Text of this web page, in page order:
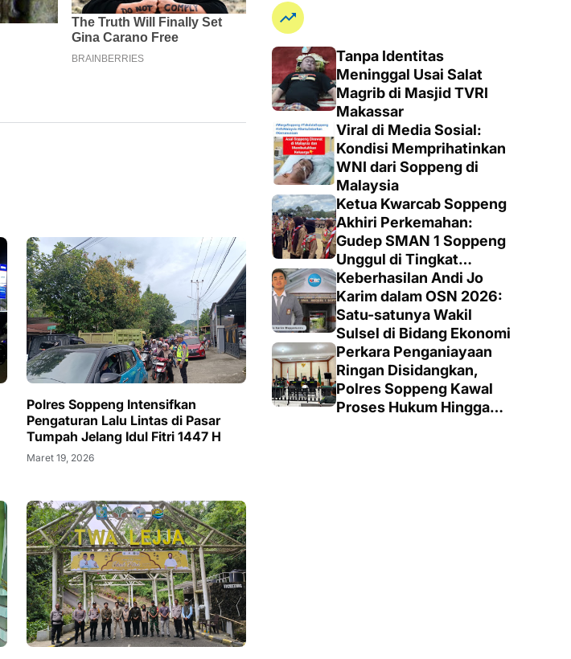
Polres Soppeng Intensifkan
Pengaturan Lalu Lintas di Pasar
Tumpah Jelang Idul Fitri 1447 H
Maret 19, 2026
Tanpa Identitas
Meninggal Usai Salat
Magrib di Masjid TVRI
Makassar
Viral di Media Sosial:
Kondisi Memprihatinkan
WNI dari Soppeng di
Malaysia
Ketua Kwarcab Soppeng
Akhiri Perkemahan:
Gudep SMAN 1 Soppeng
Unggul di Tingkat
Penegak
Keberhasilan Andi Jo
Karim dalam OSN 2026:
Satu-satunya Wakil
Sulsel di Bidang Ekonomi
Perkara Penganiayaan
Ringan Disidangkan,
Polres Soppeng Kawal
Proses Hukum Hingga